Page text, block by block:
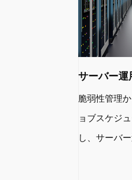
サーバー運
脆弱性管理
ョブスケジ
し、サーバ